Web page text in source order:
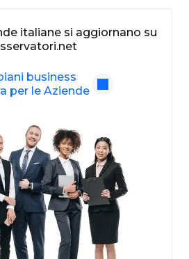
italiane si aggiornano su
business
per le Aziende